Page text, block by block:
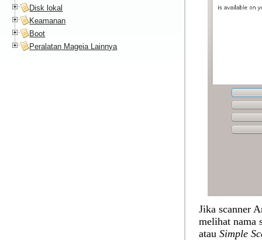
Jika scanner
melihat nama
atau Simple
Disk lokal
Keamanan
Boot
Peralatan Mageia Lainnya